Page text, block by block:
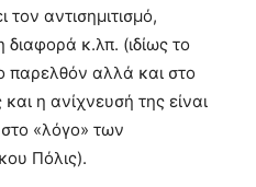
τον αντισημιτισμό,
διαφορά κ.λπ. (ιδίως το
παρελθόν αλλά και στο
η ανίχνευσή της είναι
«λόγο» των
Πόλις).